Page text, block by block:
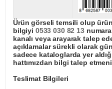
Ürün görseli temsili olup
bilgiyi 0533 030 82 13
kanalı veya arayarak talep
açıklamalar sürekli olarak
sadece kataloglarda yer
hattımızdan bilgi talep
Teslimat Bilgileri